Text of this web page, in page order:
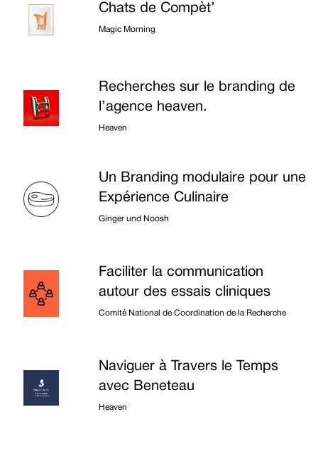
Chats de Compèt’
Magic Morning
Recherches sur le branding de
l’agence heaven.
Heaven
Un Branding modulaire pour une
Expérience Culinaire
Ginger und Noosh
Faciliter la communication
autour des essais cliniques
Comité National de Coordination de la Recherche
Naviguer à Travers le Temps
avec Beneteau
Heaven